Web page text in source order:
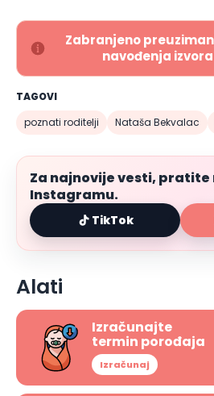
Zabranjeno
navođenja
TAGOVI
poznati roditelji
Nataša Bekvalac
Za najnovije vesti, pratite
Instagramu.
TikTok
Alati
Izračunajte
termin porođaja
Izračunaj